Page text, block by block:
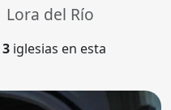
Lora del Río
3 iglesias en esta